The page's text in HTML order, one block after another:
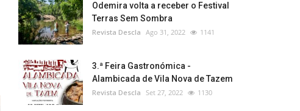
Odemira volta a receber o Festival
Terras Sem Sombra
Revista Descla Ago 31, 2022 1141
3.ª Feira Gastronómica -
Alambicada de Vila Nova de Tazem
Revista Descla Set 27, 2022 1130